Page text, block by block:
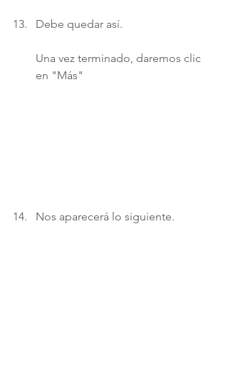
Debe quedar así.
Una vez terminado, daremos clic
en "Más"
Nos aparecerá lo siguiente.